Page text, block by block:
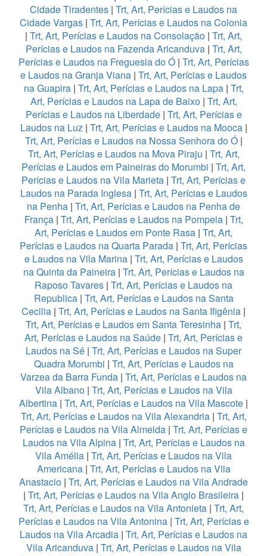
Cidade Tiradentes | Trt, Art, Perícias e Laudos na
Cidade Vargas | Trt, Art, Perícias e Laudos na Colonia
| Trt, Art, Perícias e Laudos na Consolação | Trt, Art,
Perícias e Laudos na Fazenda Aricanduva| Trt, Art,
Perícias e Laudos na Freguesia do Ó| Trt, Art, Perícias
e Laudos na Granja Viana | Trt, Art, Perícias e Laudos
na Guapira| Trt, Art, Perícias e Laudos na Lapa| Trt,
Art, Perícias e Laudos na Lapa de Baixo | Trt, Art,
Perícias e Laudos na Liberdade | Trt, Art, Perícias e
Laudos na Luz| Trt, Art, Perícias e Laudos na Mooca|
Trt, Art, Perícias e Laudos na Nossa Senhora do Ó|
Trt, Art, Perícias e Laudos na Mova Piraju | Trt, Art,
Perícias e Laudos em Paineiras do Morumbi | Trt, Art,
Perícias e Laudos na Vila Marieta | Trt, Art, Perícias e
Laudos na Parada Inglesa | Trt, Art, Perícias e Laudos
na Penha | Trt, Art, Perícias e Laudos na Penha de
França | Trt, Art, Perícias e Laudos na Pompeia| Trt,
Art, Perícias e Laudos em Ponte Rasa | Trt, Art,
Perícias e Laudos na Quarta Parada | Trt, Art, Perícias
e Laudos na Vila Marina| Trt, Art, Perícias e Laudos
na Quinta da Paineira| Trt, Art, Perícias e Laudos na
Raposo Tavares | Trt, Art, Perícias e Laudos na
Republica| Trt, Art, Perícias e Laudos na Santa
Cecilia | Trt, Art, Perícias e Laudos na Santa Ifigênia |
Trt, Art, Perícias e Laudos em Santa Teresinha | Trt,
Art, Perícias e Laudos na Saúde | Trt, Art, Perícias e
Laudos na Sé | Trt, Art, Perícias e Laudos na Super
Quadra Morumbi | Trt, Art, Perícias e Laudos na
Varzea da Barra Funda | Trt, Art, Perícias e Laudos na
Vila Albano| Trt, Art, Perícias e Laudos na Vila
Albertina | Trt, Art, Perícias e Laudos na Vila Mascote |
Trt, Art, Perícias e Laudos na Vila Alexandria| Trt, Art,
Perícias e Laudos na Vila Almeida | Trt, Art, Perícias e
Laudos na Vila Alpina | Trt, Art, Perícias e Laudos na
Vila Amélia | Trt, Art, Perícias e Laudos na Vila
Americana| Trt, Art, Perícias e Laudos na Vila
Anastacio | Trt, Art, Perícias e Laudos na Vila Andrade
| Trt, Art, Perícias e Laudos na Vila Anglo Brasileira |
Trt, Art, Perícias e Laudos na Vila Antonieta | Trt, Art,
Perícias e Laudos na Vila Antonina| Trt, Art, Perícias e
Laudos na Vila Arcadia | Trt, Art, Perícias e Laudos na
Vila Aricanduva| Trt, Art, Perícias e Laudos na Vila